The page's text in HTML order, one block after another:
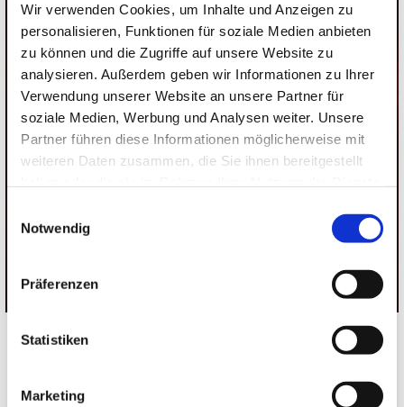
Wir verwenden Cookies, um Inhalte und Anzeigen zu
personalisieren, Funktionen für soziale Medien anbieten
zu können und die Zugriffe auf unsere Website zu
analysieren. Außerdem geben wir Informationen zu Ihrer
Verwendung unserer Website an unsere Partner für
soziale Medien, Werbung und Analysen weiter. Unsere
Partner führen diese Informationen möglicherweise mit
weiteren Daten zusammen, die Sie ihnen bereitgestellt
Notwendig
Präferenzen
Statistiken
Marketing
Umfangreich und hochwertig
Heide-Flex steht für starke Marken, hohe
Qualität und ausgezeichneten
Kundenservice. Unser Ziel ist es, Ihnen ein
optimales Produkt zu einem fairen Preis-
Leistungs-Verhältnis zu bieten – ergänzt
Unsere Partner bei den Hausmarken